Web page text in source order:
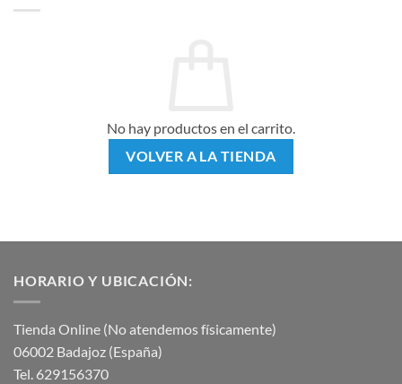
No hay productos en el carrito.
VOLVER A LA TIENDA
HORARIO Y UBICACIÓN:
Tienda Online (No atendemos físicamente)
06002 Badajoz (España)
Tel. 629156370